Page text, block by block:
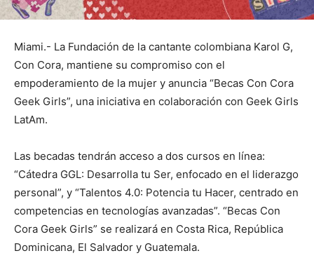
Miami.- La Fundación de la cantante colombiana Karol G,
Con Cora, mantiene su compromiso con el
empoderamiento de la mujer y anuncia “Becas Con Cora
Geek Girls”, una iniciativa en colaboración con Geek Girls
LatAm.
Las becadas tendrán acceso a dos cursos en línea:
“Cátedra GGL: Desarrolla tu Ser, enfocado en el liderazgo
personal”, y “Talentos 4.0: Potencia tu Hacer, centrado en
competencias en tecnologías avanzadas”. “Becas Con
Cora Geek Girls” se realizará en Costa Rica, República
Dominicana, El Salvador y Guatemala.